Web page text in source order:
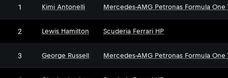
1 Kimi Antonelli Mercedes-AMG Petronas Formula One
2 Lewis Hamilton Scuderia Ferrari HP
3 George Russell Mercedes-AMG Petronas Formula One